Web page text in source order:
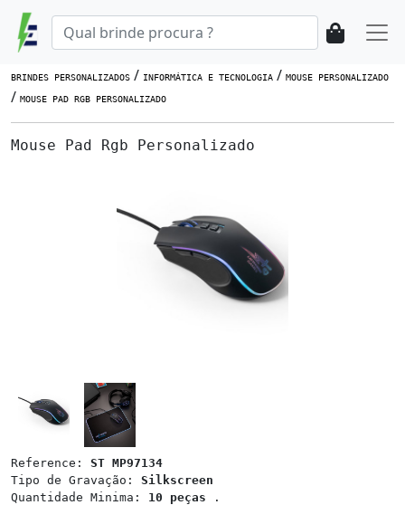
BRINDES PERSONALIZADOS / INFORMÁTICA E TECNOLOGIA / MOUSE PERSONALIZADO
/ MOUSE PAD RGB PERSONALIZADO
Mouse Pad Rgb Personalizado
Reference: ST MP97134
Tipo de Gravação: Silkscreen
Quantidade Minima: 10 peças .